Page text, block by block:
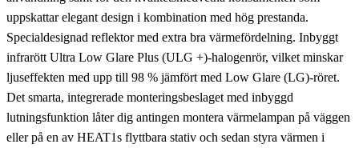
uppskattar elegant design i kombination med hög prestanda.
Specialdesignad reflektor med extra bra värmefördelning. Inbyggt
infrarött Ultra Low Glare Plus (ULG +)-halogenrör, vilket minskar
ljuseffekten med upp till 98 % jämfört med Low Glare (LG)-röret.
Det smarta, integrerade monteringsbeslaget med inbyggd
lutningsfunktion låter dig antingen montera värmelampan på väggen
eller på en av HEAT1s flyttbara stativ och sedan styra värmen i